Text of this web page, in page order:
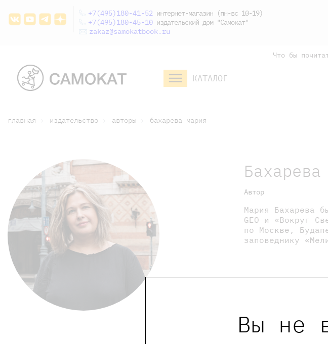
Вы не
+7(495)180-41-52 интернет-магазин (пн-вс 10-19)
+7(495)180-45-10 издательский дом "Самокат"
zakaz@samokatbook.ru
Что бы
КАТАЛОГ
дошкольникам
главная издательство авторы бахарева мария
Автор
Мария Бахарева
GEO и «Вокруг
по Москве,
заповеднику